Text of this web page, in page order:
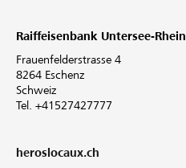
Raiffeisenbank Untersee-Rhein
Frauenfelderstrasse 4
8264 Eschenz
Schweiz
Tel. +41527427777
heroslocaux.ch